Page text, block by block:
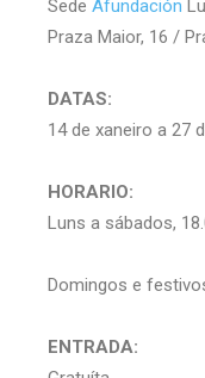
Sede Afundación
Praza Maior, 16 /
DATAS:
14 de xaneiro a 27
HORARIO:
Luns a sábados,
Domingos e
ENTRADA: